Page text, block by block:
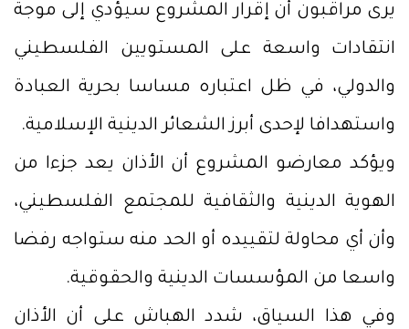
يرى مراقبون أن إقرار المشروع سيؤدي إلى موجة
انتقادات واسعة على المستويين الفلسطيني
والدولي، في ظل اعتباره مساسا بحرية العبادة
واستهدافا لإحدى أبرز الشعائر الدينية الإسلامية.
ويؤكد معارضو المشروع أن الأذان يعد جزءا من
الهوية الدينية والثقافية للمجتمع الفلسطيني،
وأن أي محاولة لتقييده أو الحد منه ستواجه رفضا
واسعا من المؤسسات الدينية والحقوقية.
وفي هذا السياق، شدد الهباش على أن الأذان